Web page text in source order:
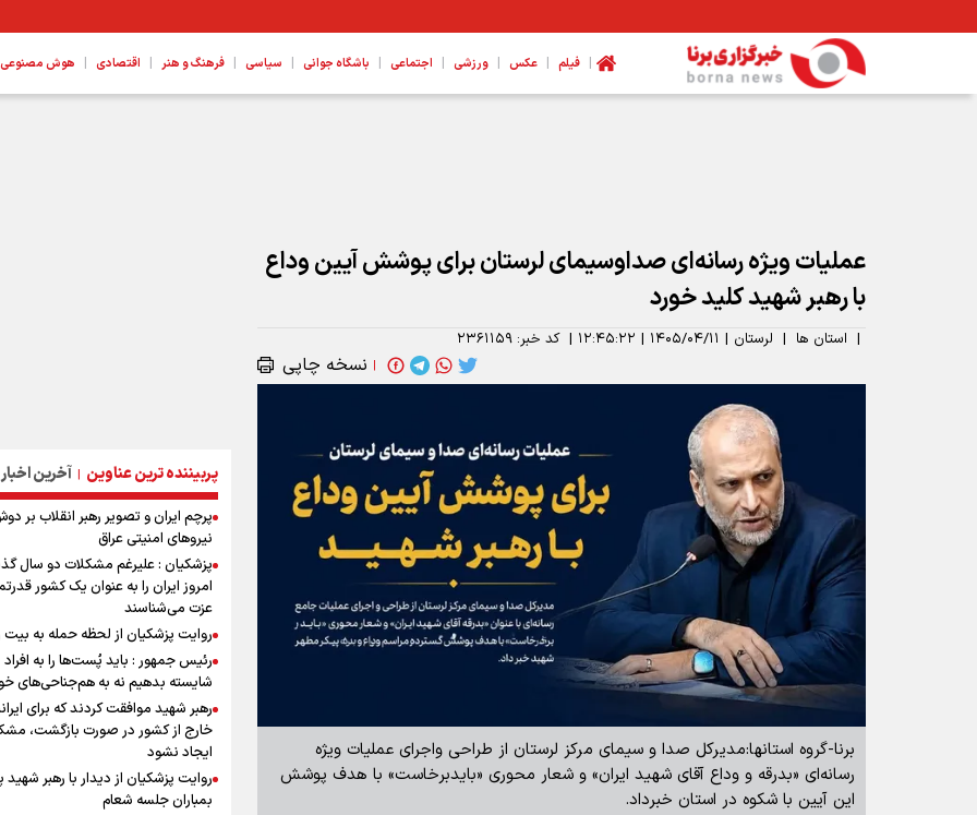
| فیلم | عکس | ورزشی | اجتماعی | باشگاه جوانی | سیاسی | فرهنگ و هنر | اقتصادی | هوش مصنوعی،
عملیات ویژه رسانه‌ای صداوسیمای لرستان برای پوشش آیین وداع
با رهبر شهید کلید خورد
| استان ها | لرستان | ۱۴۰۵/۰۴/۱۱ | ۱۲:۴۵:۲۲ | کد خبر: ۲۳۶۱۱۵۹
| نسخه چاپی
برنا-گروه استانها:مدیرکل صدا و سیمای مرکز لرستان از طراحی واجرای عملیات ویژه
رسانه‌ای «بدرقه و وداع آقای شهید ایران» و شعار محوری «بایدبرخاست» با هدف پوشش
این آیین با شکوه در استان خبرداد.
پربیننده ترین عناوین | آخرین اخبار
پرچم ایران و تصویر رهبر انقلاب بر
نیروهای امنیتی عراق
پزشکیان : علیرغم مشکلات دو سال
امروز ایران را به عنوان یک کشور
عزت می‌شناسند
روایت پزشکیان از لحظه حمله به بیت
رئیس جمهور : باید پُست‌ها را به افراد
شایسته بدهیم نه به هم‌جناحی‌های
رهبر شهید موافقت کردند که برای
خارج از کشور در صورت بازگشت،
ایجاد نشود
روایت پزشکیان از دیدار با رهبر
بمباران جلسه شعام